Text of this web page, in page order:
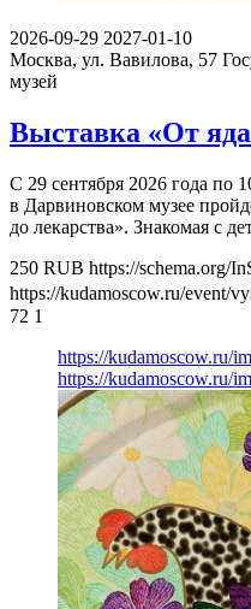
2026-09-29 2027-01-10
Москва, ул. Вавилова, 57
музей
Выставка «От яда
С 29 сентября 2026 года по
в Дарвиновском музее
до лекарства». Знакомая с
250 RUB https://schema.org/
https://kudamoscow.ru/event/
72 1
https://kudamoscow.ru/
https://kudamoscow.ru/